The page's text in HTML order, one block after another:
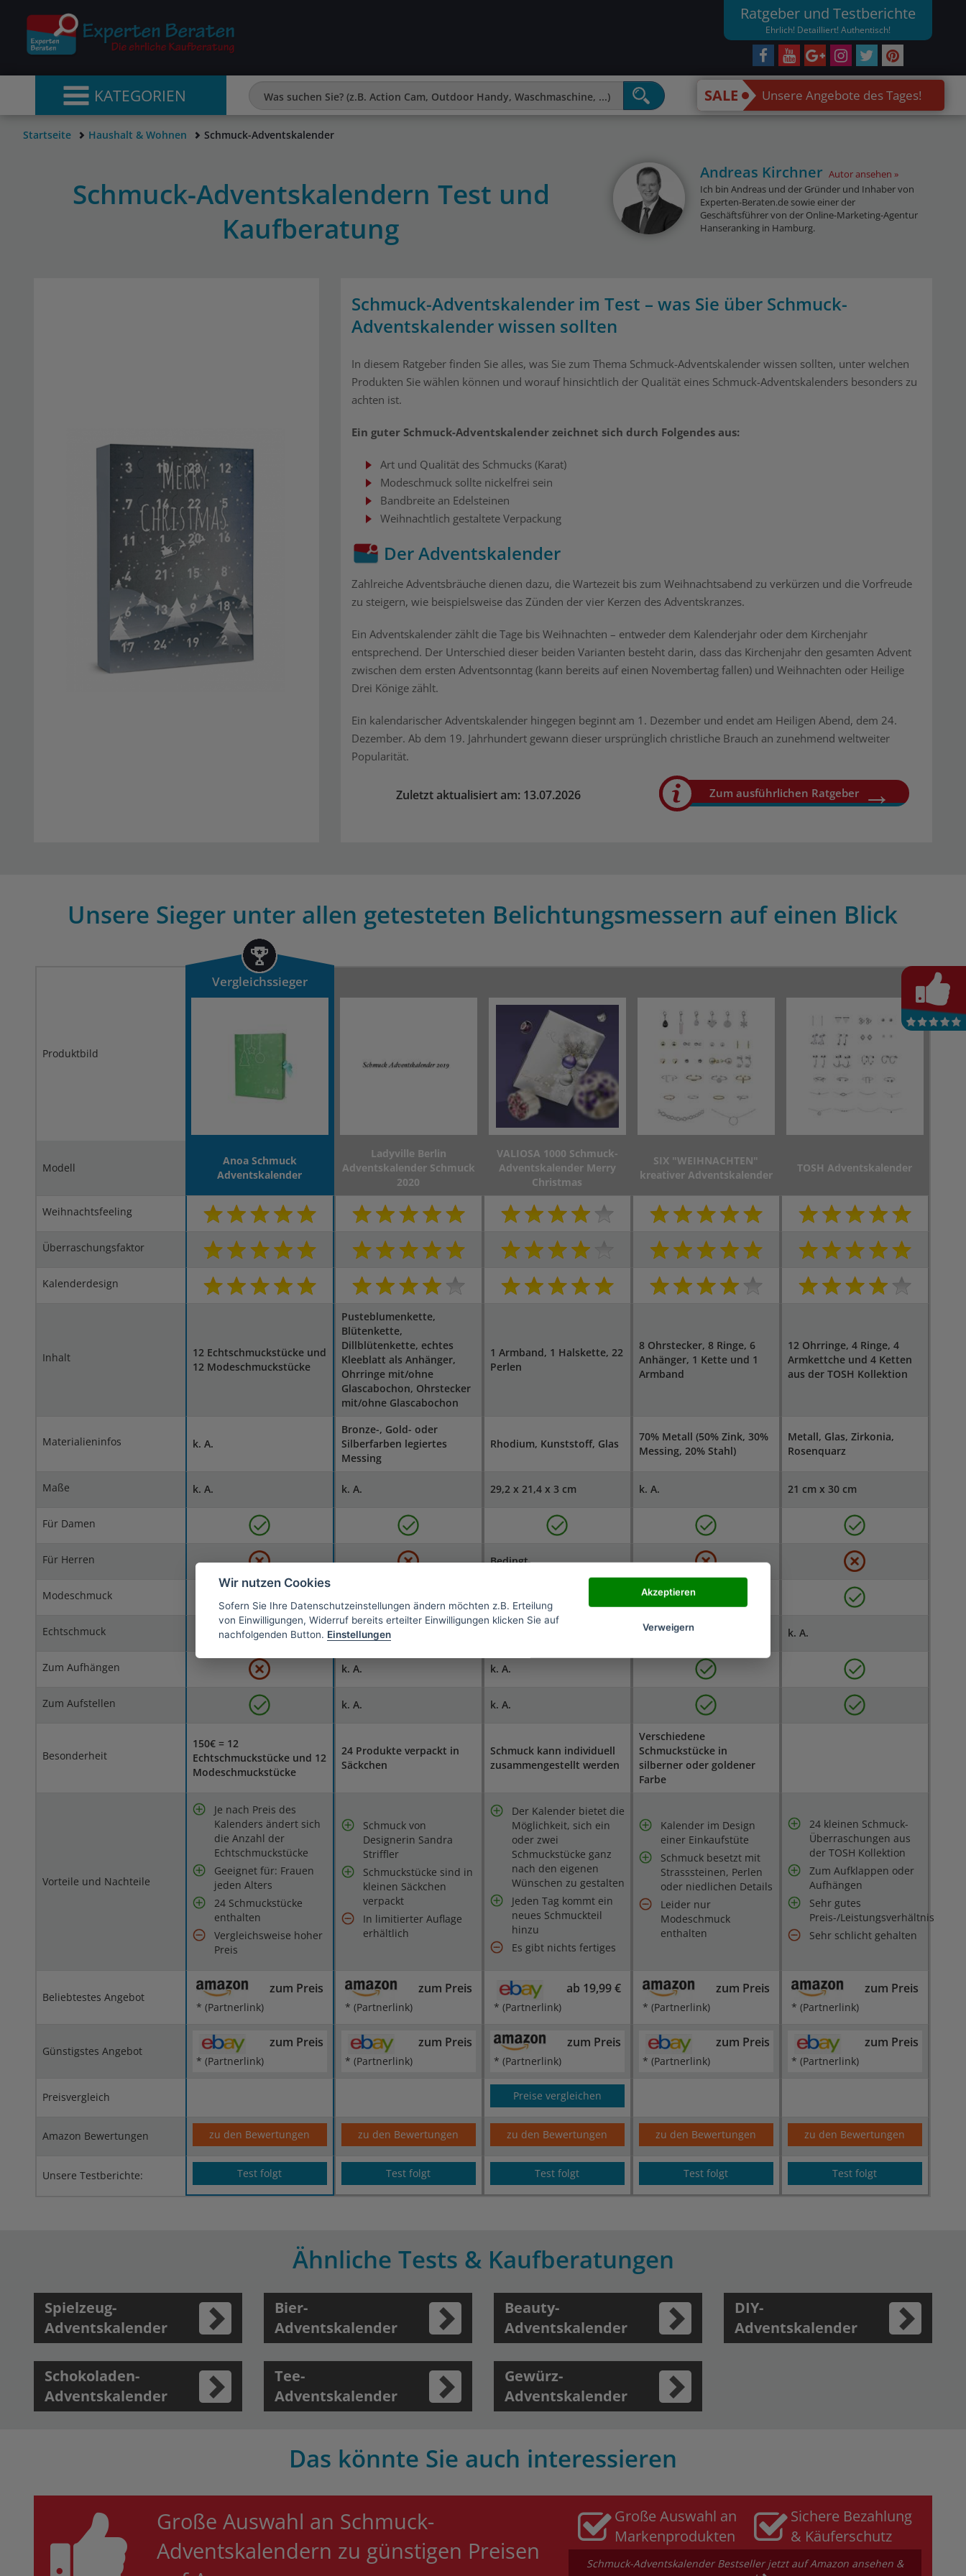
Ratgeber und Testberichte
Ehrlich! Detailliert! Authentisch!
KATEGORIEN SALE Unsere Angebote des Tages!
Startseite Haushalt & Wohnen Schmuck-Adventskalender
Schmuck-Adventskalendern Test und
Kaufberatung
Andreas Kirchner Autor ansehen
Ich bin Andreas und der Gründer und Inhaber von
Experten-Beraten.de sowie einer der
Geschäftsführer von der Online-Marketing-Agentur
Hanseranking in Hamburg.
Schmuck-Adventskalender im Test – was Sie über Schmuck-
Adventskalender wissen sollten
In diesem Ratgeber finden Sie alles, was Sie zum Thema Schmuck-Adventskalender wissen sollten, unter welchen
Produkten Sie wählen können und worauf hinsichtlich der Qualität eines Schmuck-Adventskalenders besonders zu
achten ist.
Ein guter Schmuck-Adventskalender zeichnet sich durch Folgendes aus:
Art und Qualität des Schmucks (Karat)
Modeschmuck sollte nickelfrei sein
Bandbreite an Edelsteinen
Weihnachtlich gestaltete Verpackung
Der Adventskalender
Zahlreiche Adventsbräuche dienen dazu, die Wartezeit bis zum Weihnachtsabend zu verkürzen und die Vorfreude
zu steigern, wie beispielsweise das Zünden der vier Kerzen des Adventskranzes.
Ein Adventskalender zählt die Tage bis Weihnachten – entweder dem Kalenderjahr oder dem Kirchenjahr
entsprechend. Der Unterschied dieser beiden Varianten besteht darin, dass das Kirchenjahr den gesamten Advent
zwischen dem ersten Adventsonntag (kann bereits auf einen Novembertag fallen) und Weihnachten oder Heilige
Drei Könige zählt.
Ein kalendarischer Adventskalender hingegen beginnt am 1. Dezember und endet am Heiligen Abend, dem 24.
Dezember. Ab dem 19. Jahrhundert gewann dieser ursprünglich christliche Brauch an zunehmend weltweiter
Popularität.
Zuletzt aktualisiert am: 13.07.2026 Zum ausführlichen Ratgeber
Unsere Sieger unter allen getesteten Belichtungsmessern auf einen Blick
Produktbild
Vergleichssieger
Modell
Anoa Schmuck
Adventskalender
Ladyville Berlin
Adventskalender Schmuck
2020
VALIOSA 1000 Schmuck-
Adventskalender Merry
Christmas
SIX "WEIHNACHTEN"
kreativer Adventskalender
TOSH Adventskalender
Weihnachtsfeeling
Überraschungsfaktor
Kalenderdesign
Inhalt
12 Echtschmuckstücke und
12 Modeschmuckstücke
Pusteblumenkette,
Blütenkette,
Dillblütenkette, echtes
Kleeblatt als Anhänger,
Ohrringe mit/ohne
Glascabochon, Ohrstecker
mit/ohne Glascabochon
1 Armband, 1 Halskette, 22
Perlen
8 Ohrstecker, 8 Ringe, 6
Anhänger, 1 Kette und 1
Armband
12 Ohrringe, 4 Ringe, 4
Armkettche und 4 Ketten
aus der TOSH Kollektion
Materialieninfos k. A.
Bronze-, Gold- oder
Silberfarben legiertes
Messing
Rhodium, Kunststoff, Glas
70% Metall (50% Zink, 30%
Messing, 20% Stahl)
Metall, Glas, Zirkonia,
Rosenquarz
Maße k. A. k. A. 29,2 x 21,4 x 3 cm k. A. 21 cm x 30 cm
Für Damen
Für Herren Bedingt
Modeschmuck
Echtschmuck k. A.
Zum Aufhängen k. A. k. A.
Zum Aufstellen k. A. k. A.
Besonderheit
150€ = 12
Echtschmuckstücke und 12
Modeschmuckstücke
24 Produkte verpackt in
Säckchen
Schmuck kann individuell
zusammengestellt werden
Verschiedene
Schmuckstücke in
silberner oder goldener
Farbe
Vorteile und Nachteile
Je nach Preis des
Kalenders ändert sich
die Anzahl der
Echtschmuckstücke
Geeignet für: Frauen
jeden Alters
24 Schmuckstücke
enthalten
Vergleichsweise hoher
Preis
Schmuck von
Designerin Sandra
Striffler
Schmuckstücke sind in
kleinen Säckchen
verpackt
In limitierter Auflage
erhältlich
Der Kalender bietet die
Möglichkeit, sich ein
oder zwei
Schmuckstücke ganz
nach den eigenen
Wünschen zu gestalten
Jeden Tag kommt ein
neues Schmuckteil
hinzu
Es gibt nichts fertiges
Kalender im Design
einer Einkaufstüte
Schmuck besetzt mit
Strasssteinen, Perlen
oder niedlichen Details
Leider nur
Modeschmuck
enthalten
24 kleinen Schmuck-
Überraschungen aus
der TOSH Kollektion
Zum Aufklappen oder
Aufhängen
Sehr gutes
Preis-/Leistungsverhältnis
Sehr schlicht gehalten
Beliebtestes Angebot
zum Preis
* (Partnerlink)
zum Preis
* (Partnerlink)
ab 19,99 €
* (Partnerlink)
zum Preis
* (Partnerlink)
zum Preis
* (Partnerlink)
Günstigstes Angebot
zum Preis
* (Partnerlink)
zum Preis
* (Partnerlink)
zum Preis
* (Partnerlink)
zum Preis
* (Partnerlink)
zum Preis
* (Partnerlink)
Preisvergleich Preise vergleichen
Amazon Bewertungen zu den Bewertungen zu den Bewertungen zu den Bewertungen zu den Bewertungen zu den Bewertungen
Unsere Testberichte: Test folgt Test folgt Test folgt Test folgt Test folgt
Ähnliche Tests & Kaufberatungen
Spielzeug-
Adventskalender
Bier-
Adventskalender
Beauty-
Adventskalender
DIY-
Adventskalender
Schokoladen-
Adventskalender
Tee-
Adventskalender
Gewürz-
Adventskalender
Das könnte Sie auch interessieren
Große Auswahl an Schmuck-
Adventskalendern zu günstigen Preisen
Große Auswahl an
Markenprodukten
Sichere Bezahlung
& Käuferschutz
Schmuck-Adventskalender Bestseller jetzt auf Amazon ansehen &
Wir nutzen Cookies
Sofern Sie Ihre Datenschutzeinstellungen ändern möchten z.B. Erteilung
von Einwilligungen, Widerruf bereits erteilter Einwilligungen klicken Sie auf
nachfolgenden Button. Einstellungen
Akzeptieren
Verweigern